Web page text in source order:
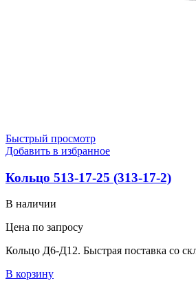
Быстрый просмотр
Добавить в избранное
Кольцо 513-17-25 (313-17-2)
В наличии
Цена по запросу
Кольцо Д6-Д12. Быстрая поставка со
В корзину